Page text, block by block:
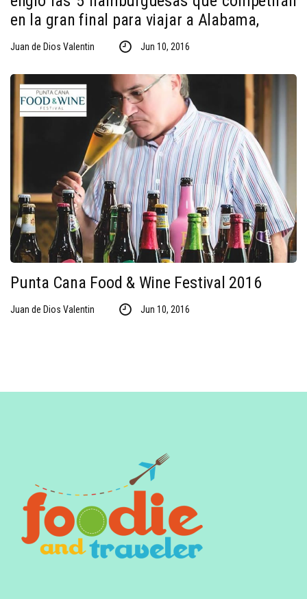
en la gran final para viajar a Alabama,
Juan de Dios Valentin Jun 10, 2016
Punta Cana Food & Wine Festival 2016
Juan de Dios Valentin Jun 10, 2016